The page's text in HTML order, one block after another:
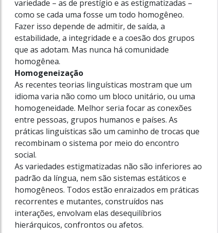
variedade – as de prestígio e as estigmatizadas –
como se cada uma fosse um todo homogêneo.
Fazer isso depende de admitir, de saída, a
estabilidade, a integridade e a coesão dos grupos
que as adotam. Mas nunca há comunidade
homogênea.
Homogeneização
As recentes teorias linguísticas mostram que um
idioma varia não como um bloco unitário, ou uma
homogeneidade. Melhor seria focar as conexões
entre pessoas, grupos humanos e países. As
práticas linguísticas são um caminho de trocas que
recombinam o sistema por meio do encontro
social.
As variedades estigmatizadas não são inferiores ao
padrão da língua, nem são sistemas estáticos e
homogêneos. Todos estão enraizados em práticas
recorrentes e mutantes, construídos nas
interações, envolvam elas desequilíbrios
hierárquicos, confrontos ou afetos.